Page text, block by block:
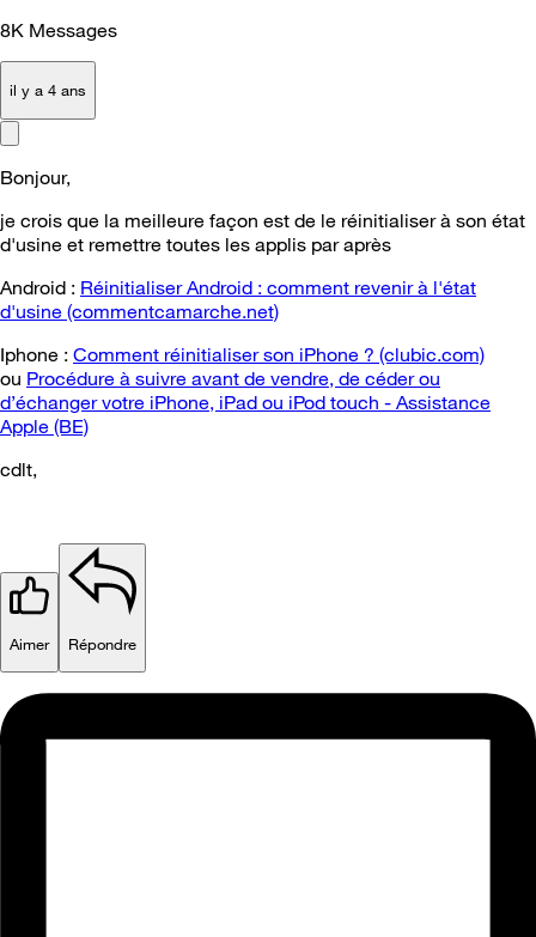
8K Messages
il y a 4 ans
Bonjour,
je crois que la meilleure façon est de le réinitialiser à son état
d'usine et remettre toutes les applis paraprès
Android : Réinitialiser Android : comment revenir à l'état
d'usine (commentcamarche.net)
Iphone : Comment réinitialiser son iPhone ? (clubic.com)
ou Procédure à suivre avant de vendre, de céder ou
d’échanger votre iPhone, iPad ou iPod touch - Assistance
Apple (BE)
cdlt,
Aimer Répondre